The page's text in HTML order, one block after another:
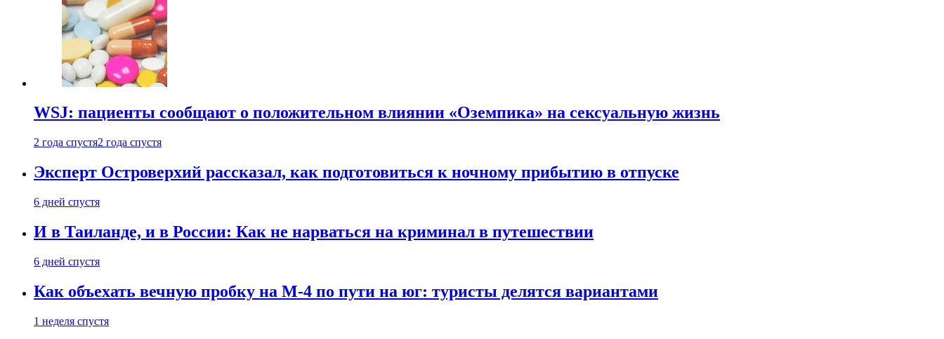
WSJ: пациенты сообщают о положительном влиянии «Оземпика» на сексуальную жизнь
2 года спустя2 года спустя
Эксперт Островерхий рассказал, как подготовиться к ночному прибытию в отпуске
6 дней спустя
И в Таиланде, и в России: Как не нарваться на криминал в путешествии
6 дней спустя
Как объехать вечную пробку на М-4 по пути на юг: туристы делятся вариантами
1 неделя спустя